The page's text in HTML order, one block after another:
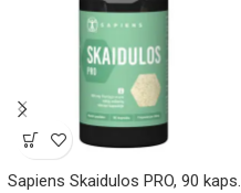
Sapiens Skaidulos PRO, 90 kaps.